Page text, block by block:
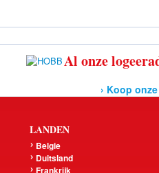
Al onze
› Koop
LANDEN
Belgie
Duitsland
Frankrijk